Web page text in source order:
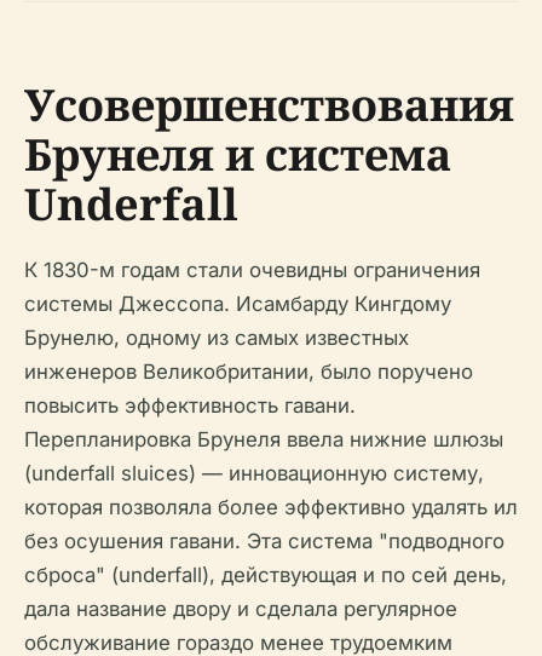
Усовершенствования
Брунеля и система
Underfall
К 1830-м годам стали очевидны ограничения
системы Джессопа. Исамбарду Кингдому
Брунелю, одному из самых известных
инженеров Великобритании, было поручено
повысить эффективность гавани.
Перепланировка Брунеля ввела нижние шлюзы
(underfall sluices) — инновационную систему,
которая позволяла более эффективно удалять ил
без осушения гавани. Эта система "подводного
сброса" (underfall), действующая и по сей день,
дала название двору и сделала регулярное
обслуживание гораздо менее трудоемким